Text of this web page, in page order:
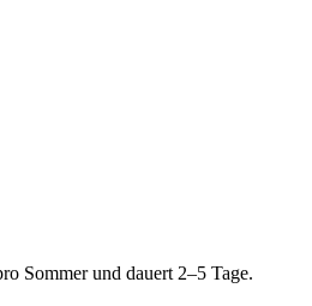
Sommer und dauert 2–5 Tage.